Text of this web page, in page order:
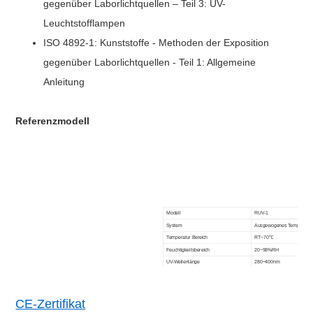
gegenüber Laborlichtquellen – Teil 3: UV-
Leuchtstofflampen
ISO 4892-1: Kunststoffe - Methoden der Exposition
gegenüber Laborlichtquellen - Teil 1: Allgemeine
Anleitung
Referenzmodell
Modell RUV-1
System Ausgewogenes
Temperatur Bereich RT~70℃
Feuchtigkeitsbereich 20~98%RH
UV-Wellenlänge 280~400nm
CE-Zertifikat